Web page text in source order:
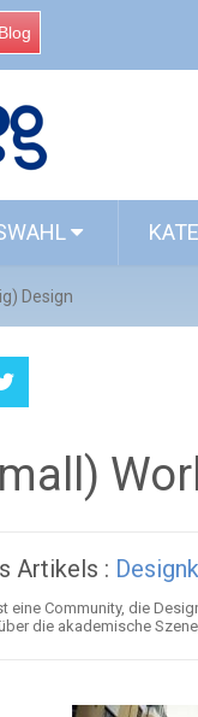
Design
Artikels :
eine Community, die
die akademische